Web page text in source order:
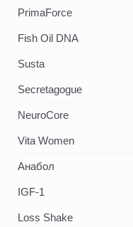
PrimaForce
Fish Oil DNA
Susta
Secretagogue
NeuroCore
Vita Women
Анабол
IGF-1
Loss Shake